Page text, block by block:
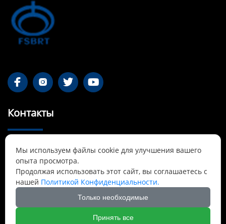
   
Контакты

55-1 Qianjin Road, район Синьфу, Фушунь,
Ляонин
 Cnbrtsummer@gmail.com
+8613841389007
Мы используем файлы cookie для улучшения вашего
опыта просмотра.
Продолжая использовать этот сайт, вы соглашаетесь с
нашей Политикой Конфиденциальности.
Только необходимые
Принять все